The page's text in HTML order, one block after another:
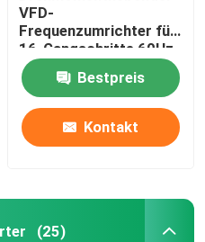
VFD-
Frequenzumrichter für
16-Gangschritte 60Hz
Bestpreis
Kontakt
(25)